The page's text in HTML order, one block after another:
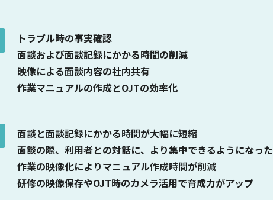
トラブル時の事実確認
面談および面談記録にかかる時間の削減
映像による面談内容の社内共有
作業マニュアルの作成とOJTの効率化
面談と面談記録にかかる時間が大幅に短縮
面談の際、利用者との対話に、より集中できるようになった
作業の映像化によりマニュアル作成時間が削減
研修の映像保存やOJT時のカメラ活用で育成力がアップ